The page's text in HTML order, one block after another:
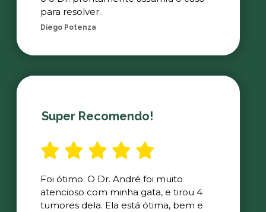
para resolver.
Diego Potenza
Super Recomendo!
Foi ótimo. O Dr. André foi muito
atencioso com minha gata, e tirou 4
tumores dela. Ela está ótima, bem e